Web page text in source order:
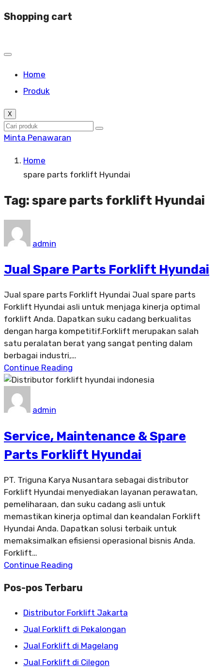
Shopping cart
Home
Produk
X
Minta Penawaran
Home
spare parts forklift Hyundai
Tag: spare parts forklift Hyundai
admin
Jual Spare Parts Forklift Hyundai
Jual spare parts Forklift Hyundai Jual spare parts
Forklift Hyundai asli untuk menjaga kinerja optimal
forklift Anda. Dapatkan suku cadang berkualitas
dengan harga kompetitif.Forklift merupakan salah
satu peralatan berat yang sangat penting dalam
berbagai industri,…
Continue Reading
admin
Service, Maintenance & Spare
Parts Forklift Hyundai
PT. Triguna Karya Nusantara sebagai distributor
Forklift Hyundai menyediakan layanan perawatan,
pemeliharaan, dan suku cadang asli untuk
memastikan kinerja optimal dan keandalan Forklift
Hyundai Anda. Dapatkan solusi terbaik untuk
memaksimalkan efisiensi operasional bisnis Anda.
Forklift…
Continue Reading
Pos-pos Terbaru
Distributor Forklift Jakarta
Jual Forklift di Pekalongan
Jual Forklift di Magelang
Jual Forklift di Cilegon